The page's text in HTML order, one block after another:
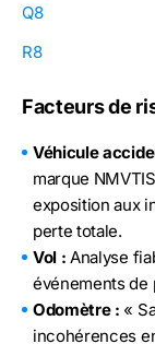
Q8
R8
Facteurs de
Véhicule
marque
exposition aux
perte totale.
Vol : Analyse
événements de
Odomètre : «
incohérences